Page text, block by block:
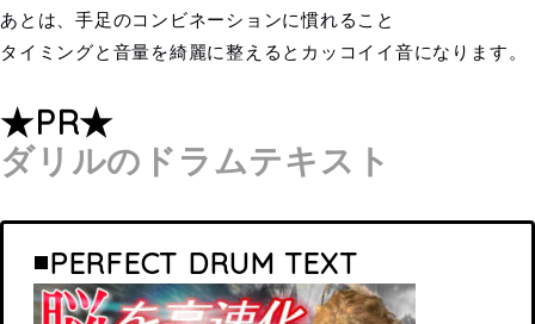
あとは、手足のコンビネーションに慣れること
タイミングと音量を綺麗に整えるとカッコイイ音になります。
★PR★
ダリルのドラムテキスト
◾️PERFECT DRUM TEXT